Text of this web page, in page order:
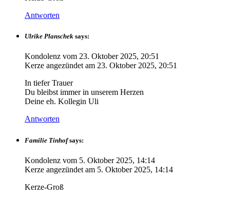
Antworten
Ulrike Planschek says:
Kondolenz vom 23. Oktober 2025, 20:51
Kerze angezündet am 23. Oktober 2025, 20:51
In tiefer Trauer
Du bleibst immer in unserem Herzen
Deine eh. Kollegin Uli
Antworten
Familie Tinhof says:
Kondolenz vom 5. Oktober 2025, 14:14
Kerze angezündet am 5. Oktober 2025, 14:14
Kerze-Groß